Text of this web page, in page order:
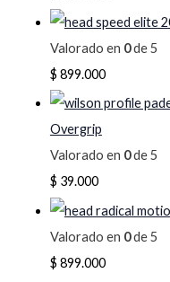
Valorado en 0de 5
$ 899.000
Overgrip
Valorado en 0de 5
$ 39.000
Valorado en 0de 5
$ 899.000